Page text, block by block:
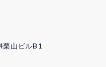
栗山ビルB1